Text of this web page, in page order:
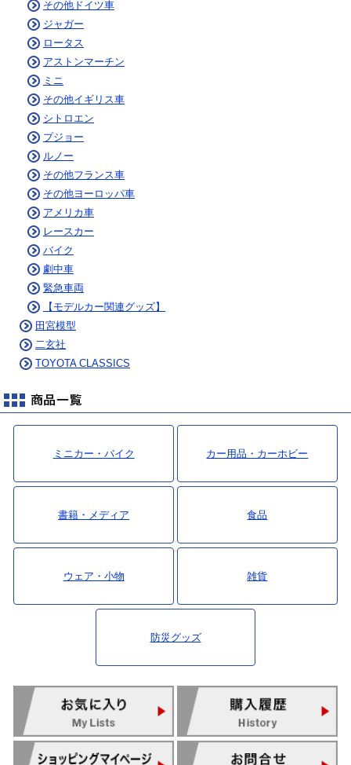
その他ドイツ車
ジャガー
ロータス
アストンマーチン
ミニ
その他イギリス車
シトロエン
プジョー
ルノー
その他フランス車
その他ヨーロッパ車
アメリカ車
レースカー
バイク
劇中車
緊急車両
【モデルカー関連グッズ】
田宮模型
二玄社
TOYOTA CLASSICS
ミニカー・バイク カー用品・カーホビー
書籍・メディア 食品
ウェア・小物 雑貨
防災グッズ